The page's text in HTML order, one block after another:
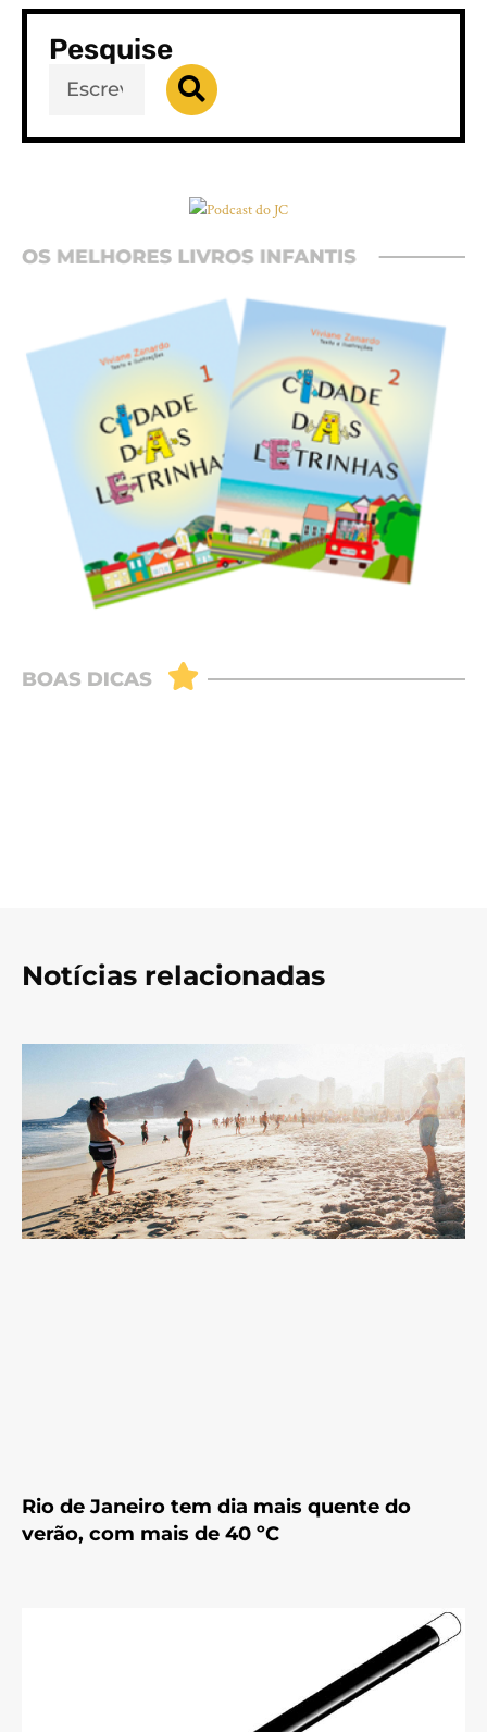
Pesquise
Notícias relacionadas
Rio de Janeiro tem dia mais quente do
verão, com mais de 40 ºC